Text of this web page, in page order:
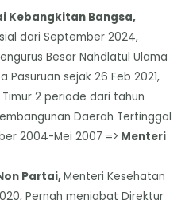
Kebangkitan Bangsa,
dari September 2024,
Besar Nahdlatul Ulama
Pasuruan sejak 26 Feb 2021,
2 periode dari tahun
Daerah Tertinggal
2004-Mei 2007 => Menteri
Partai,Menteri Kesehatan
Pernah menjabat Direktur